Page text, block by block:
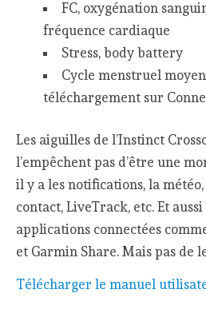
FC, oxygénation
fréquence cardiaque
Stress, body battery
Cycle menstruel
téléchargement sur
Les aiguilles de l’Instinct
l’empêchent pas d’être une
il y a les notifications, la
contact, LiveTrack, etc. Et
applications connectées
et Garmin Share. Mais pas de
Télécharger le manuel